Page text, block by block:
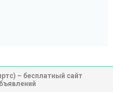
– бесплатный сайт